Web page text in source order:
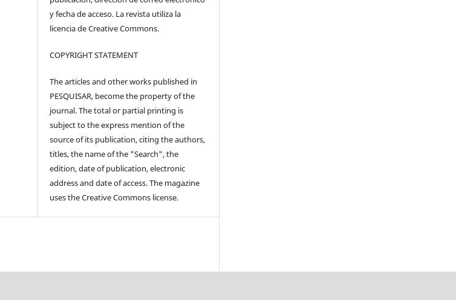
y fecha de acceso. La revista utiliza la
licencia de Creative Commons.
COPYRIGHT STATEMENT
The articles and other works published in
PESQUISAR, become the property of the
journal. The total or partial printing is
subject to the express mention of the
source of its publication, citing the authors,
titles, the name of the "Search", the
edition, date of publication, electronic
address and date of access. The magazine
uses the Creative Commons license.